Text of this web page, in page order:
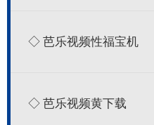
◇ 芭乐视频性福宝机
◇ 芭乐视频黄下载